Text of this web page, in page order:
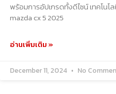
พร้อมการอัปเกรดทั้งดีไซน์ เทคโน
mazda cx 5 2025
อ่านเพิ่มเติม »
December 11, 2024 No